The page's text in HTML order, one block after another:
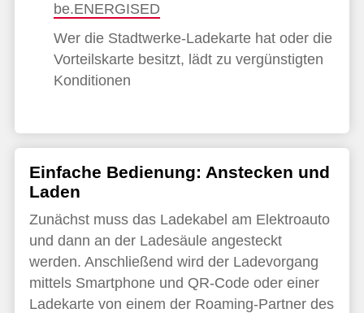
be.ENERGISED
Wer die Stadtwerke-Ladekarte hat oder die
Vorteilskarte besitzt, lädt zu vergünstigten
Konditionen
Einfache Bedienung: Anstecken und
Laden
Zunächst muss das Ladekabel am Elektroauto
und dann an der Ladesäule angesteckt
werden. Anschließend wird der Ladevorgang
mittels Smartphone und QR-Code oder einer
Ladekarte von einem der Roaming-Partner des